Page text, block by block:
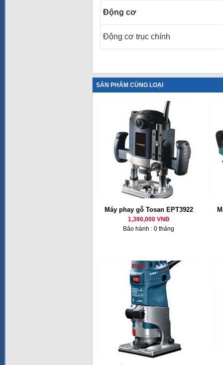
Động cơ
Động cơ trục chính
SẢN PHẨM CÙNG LOẠI
Máy phay gỗ Tosan EPT3922
1,390,000 VNĐ
Bảo hành : 0 tháng